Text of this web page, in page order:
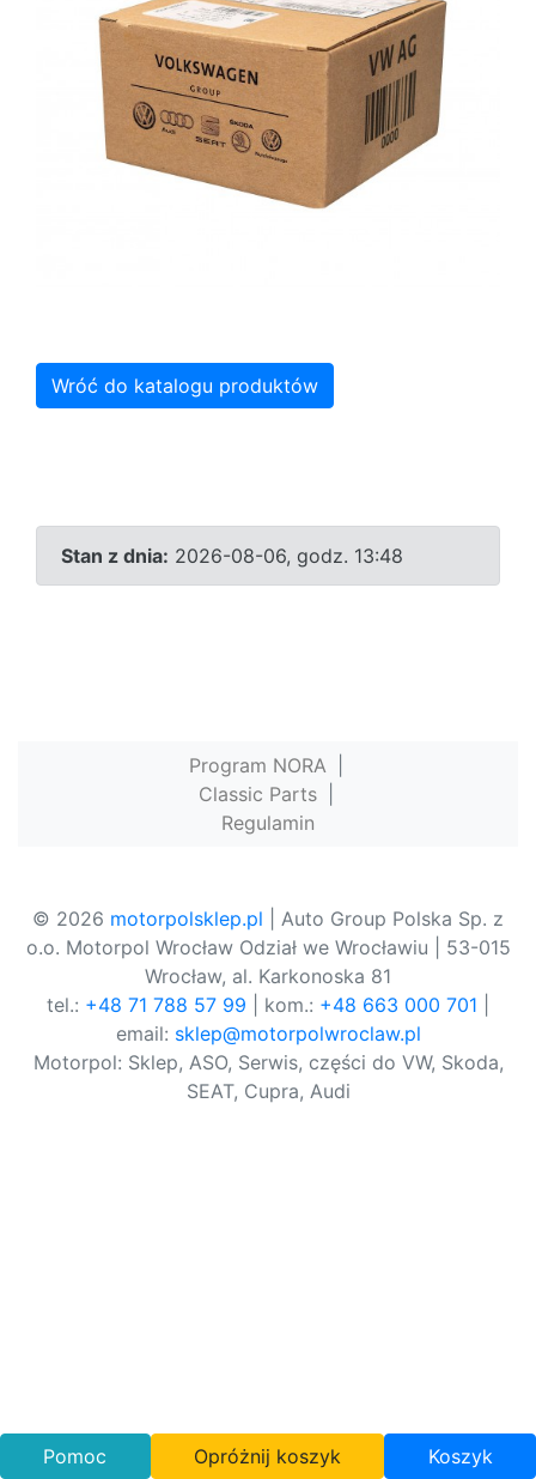
Wróć do katalogu produktów
Stan z dnia: 2026-08-06, godz. 13:48
Program NORA
Classic Parts
Regulamin
© 2026 motorpolsklep.pl | Auto Group Polska Sp. z
o.o. Motorpol Wrocław Odział we Wrocławiu | 53-015
Wrocław, al. Karkonoska 81
tel.: +48 71 788 57 99 | kom.: +48 663 000 701
email: sklep@motorpolwroclaw.pl
Motorpol: Sklep, ASO, Serwis, części do VW, Skoda,
SEAT, Cupra, Audi
Pomoc Opróżnij koszyk Koszyk